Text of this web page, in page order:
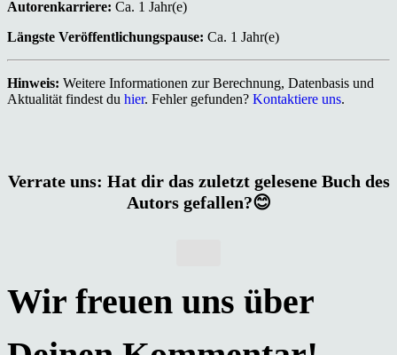
Autorenkarriere: Ca. 1 Jahr(e)
Längste Veröffentlichungspause: Ca. 1 Jahr(e)
Hinweis: Weitere Informationen zur Berechnung, Datenbasis und
Aktualität findest du hier. Fehler gefunden? Kontaktiere uns.
Verrate uns: Hat dir das zuletzt gelesene Buch des
Autors gefallen?😊